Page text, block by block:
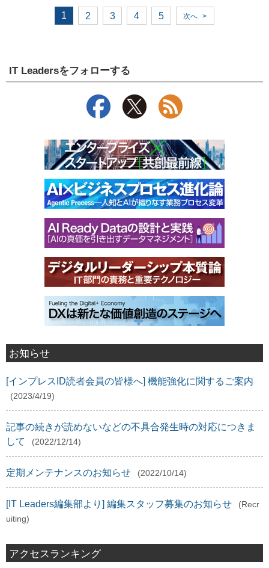
1 2 3 4 5 次へ >
IT Leadersをフォローする
お知らせ
[インプレスID読者会員の皆様へ] 機能強化に関するご案内
(2023/4/19)
記事の続きが読めないなどの不具合発生時の対応につきま
して
(2022/12/14)
定期メンテナンスのお知らせ (2022/10/14)
[IT Leaders編集部より] 編集スタッフ募集のお知らせ
(Recr
uiting)
アクセスランキング